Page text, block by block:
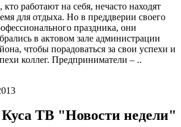
кто работают на себя, нечасто находят
для отдыха. Но в преддверии своего
праздника, они
в актовом зале администрации
чтобы порадоваться за свои успехи и
коллег. Предприниматели – ..
ТВ "Новости недели"